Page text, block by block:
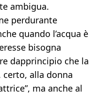
ambigua.
perdurante
quando l’acqua è
bisogna
dapprincipio che la
alla donna
ma anche al